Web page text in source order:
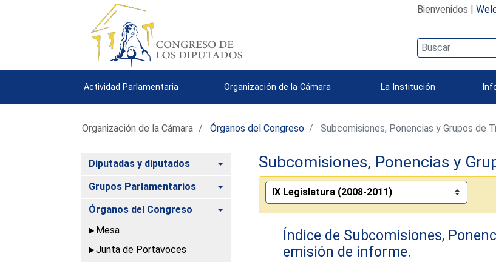
Bienvenidos |
Actividad Parlamentaria Organización de la Cámara La Institución
Organización de la Cámara Órganos del Congreso Subcomisiones, Ponencias y Grupos de
Diputadas y diputados Alternar
Grupos Parlamentarios Alternar
Órganos del Congreso
Alternar
Mesa
Junta de Portavoces
Subcomisiones, Ponencias y
Índice de Subcomisiones,
emisión de informe.